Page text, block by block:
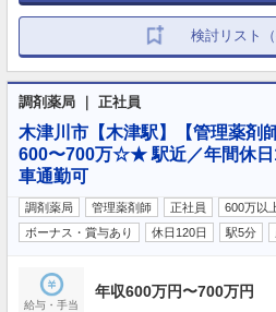
検討リスト
調剤薬局 ｜ 正社員
木津川市【木津駅】【管理薬
600〜700万☆★ 駅近／年間休日
車通勤可
調剤薬局 管理薬剤師 正社員 600万以
ボーナス・賞与あり
休日120日 駅5分
給与・手当
年収600万円〜700万円